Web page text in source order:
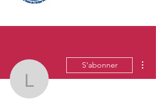
lilycosk67
S'abonner